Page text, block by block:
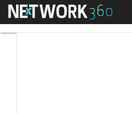
Menu